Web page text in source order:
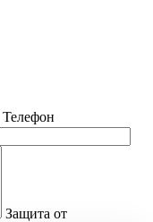
Телефон
Защита от